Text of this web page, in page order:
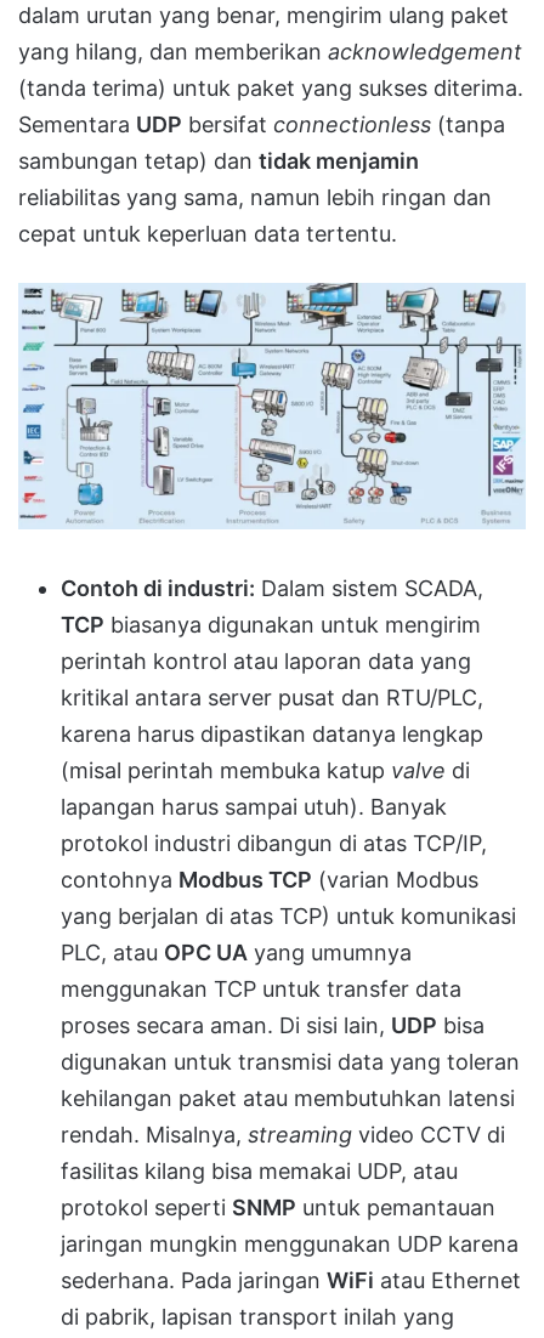
dalam urutan yang benar, mengirim ulang paket
yang hilang, dan memberikan acknowledgement
(tanda terima) untuk paket yang sukses diterima.
Sementara UDP bersifat connectionless (tanpa
sambungan tetap) dan tidak menjamin
reliabilitas yang sama, namun lebih ringan dan
cepat untuk keperluan data tertentu.
Contoh di industri: Dalam sistem SCADA,
TCP biasanya digunakan untuk mengirim
perintah kontrol atau laporan data yang
kritikal antara server pusat dan RTU/PLC,
karena harus dipastikan datanya lengkap
(misal perintah membuka katup valve di
lapangan harus sampai utuh). Banyak
protokol industri dibangun di atas TCP/IP,
contohnya Modbus TCP (varian Modbus
yang berjalan di atas TCP) untuk komunikasi
PLC, atau OPC UA yang umumnya
menggunakan TCP untuk transfer data
proses secara aman. Di sisi lain, UDP bisa
digunakan untuk transmisi data yang toleran
kehilangan paket atau membutuhkan latensi
rendah. Misalnya, streaming video CCTV di
fasilitas kilang bisa memakai UDP, atau
protokol seperti SNMP untuk pemantauan
jaringan mungkin menggunakan UDP karena
sederhana. Pada jaringan WiFi atau Ethernet
di pabrik, lapisan transport inilah yang